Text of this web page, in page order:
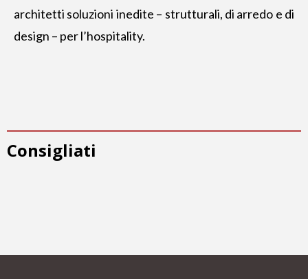
architetti soluzioni inedite – strutturali, di arredo e di
design – per l’hospitality.
Consigliati